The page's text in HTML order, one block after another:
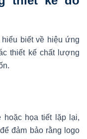
biết về hiệu ứng
thiết kế chất lượng
họa tiết lặp lại,
đảm bảo rằng logo